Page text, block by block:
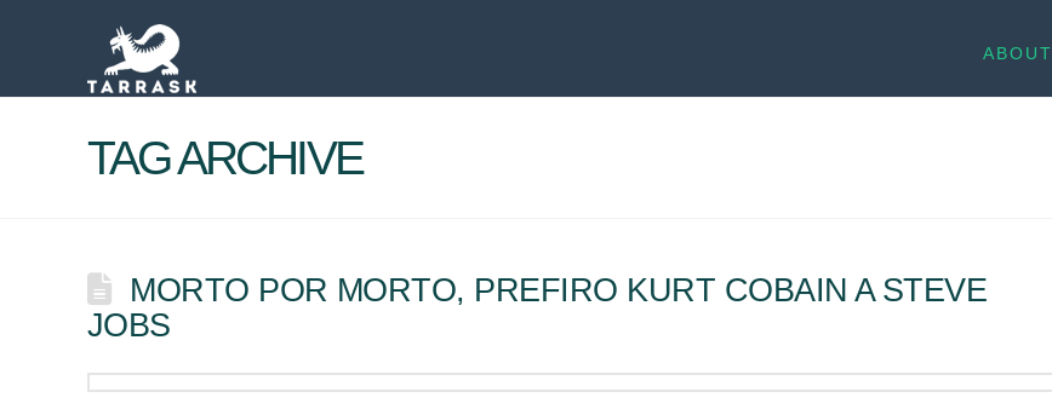
ABOUT
TAG ARCHIVE
MORTO POR MORTO, PREFIRO KURT COBAIN A STEVE
JOBS